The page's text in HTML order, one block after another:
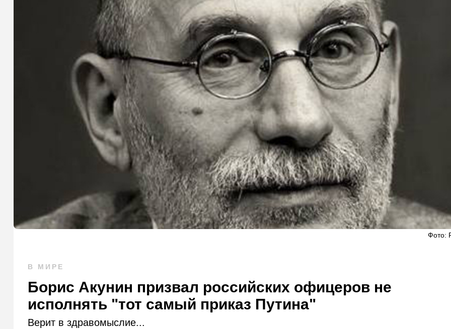
Фото:
В МИРЕ
Борис Акунин призвал российских офицеров не
исполнять "тот самый приказ Путина"
Верит в здравомыслие...